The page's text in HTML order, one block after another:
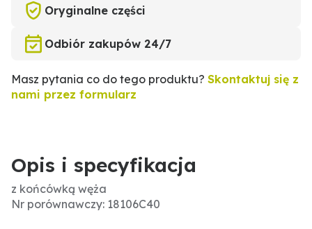
Oryginalne części
Odbiór zakupów 24/7
Masz pytania co do tego produktu? Skontaktuj się z
nami przez formularz
Opis i specyfikacja
z końcówką węża
Nr porównawczy: 18106C40